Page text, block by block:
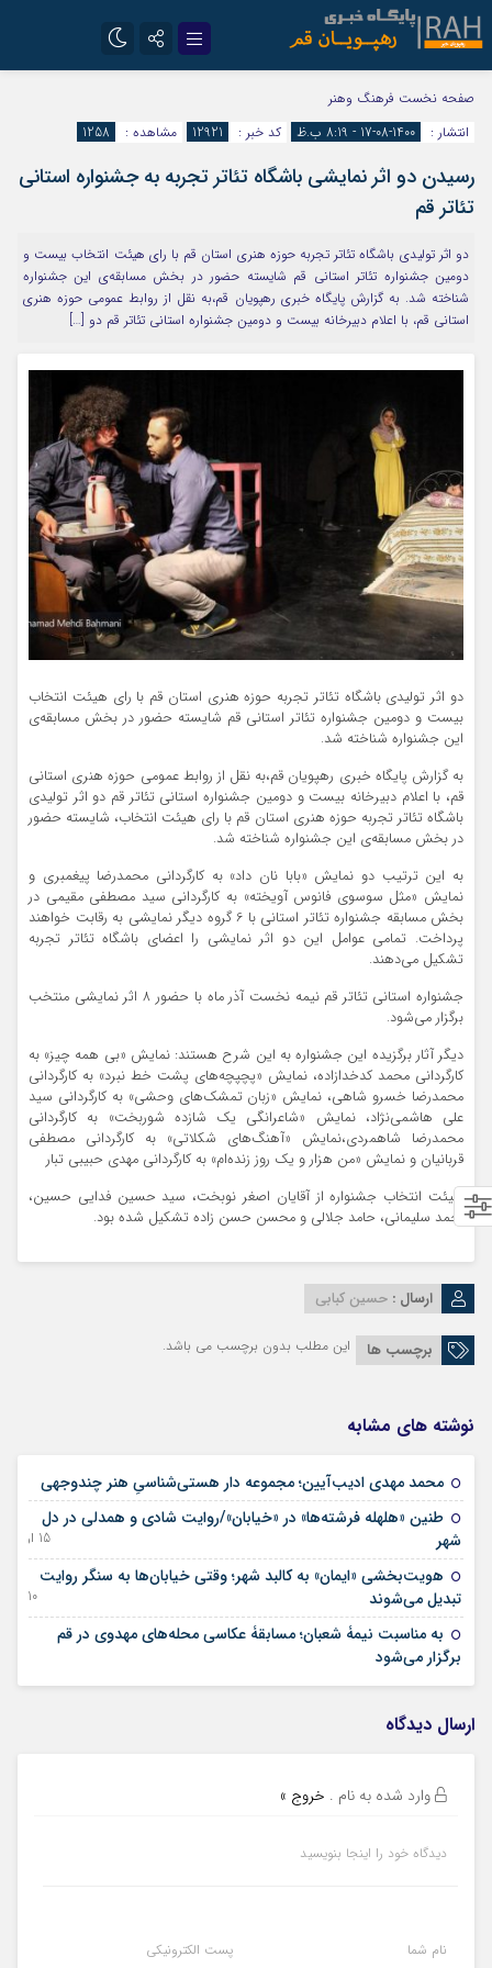
تلگرام
ایتا
صفحه نخست فرهنگ وهنر
انتشار :
1400-08-17 - 8:19 ب.ظ کد خبر : 12921 مشاهده : 1258
رسیدن دو اثر نمایشی باشگاه تئاتر تجربه به جشنواره استانی
تئاتر قم
دو اثر تولیدی باشگاه تئاتر تجربه حوزه هنری استان قم با رای هیئت انتخاب بیست و
دومین جشنواره تئاتر استانی قم شایسته حضور در بخش مسابقه‌ی این جشنواره
شناخته شد. به گزارش پایگاه خبری رهپویان قم،به نقل از روابط عمومی حوزه هنری
استانی قم، با اعلام دبیرخانه بیست و دومین جشنواره استانی تئاتر قم دو […]
دو اثر تولیدی باشگاه تئاتر تجربه حوزه هنری استان قم با رای هیئت انتخاب
بیست و دومین جشنواره تئاتر استانی قم شایسته حضور در بخش مسابقه‌ی
این جشنواره شناخته شد.
به گزارش پایگاه خبری رهپویان قم،به نقل از روابط عمومی حوزه هنری استانی
قم، با اعلام دبیرخانه بیست و دومین جشنواره استانی تئاتر قم دو اثر تولیدی
باشگاه تئاتر تجربه حوزه هنری استان قم با رای هیئت انتخاب، شایسته حضور
در بخش مسابقهی این جشنواره شناخته شد.
به این ترتیب دو نمایش «بابا نان داد» به کارگردانی محمدرضا پیغمبری و
نمایش «مثل سوسوی فانوس آویخته» به کارگردانی سید مصطفی مقیمی در
بخش مسابقه جشنواره تئاتر استانی با 6 گروه دیگر نمایشی به رقابت خواهند
پرداخت. تمامی عوامل این دو اثر نمایشی را اعضای باشگاه تئاتر تجربه
تشکیل می‌دهند.
جشنواره استانی تئاتر قم نیمه نخست آذر ماه با حضور 8 اثر نمایشی منتخب
برگزار می‌شود.
دیگر آثار برگزیده این جشنواره به این شرح هستند: نمایش «بی همه چیز» به
کارگردانی محمد کدخدازاده، نمایش «پچپچه‌های پشت خط نبرد» به کارگردانی
محمدرضا خسرو شاهی،‌ نمایش «زبان تمشک‌های وحشی» به کارگردانی سید
علی هاشمی‌نژاد، نمایش «شاعرانگی یک شازده شوربخت» به کارگردانی
محمدرضا شاهمردی،‌نمایش «آهنگ‌های شکلاتی» به کارگردانی مصطفی
قربانیان و نمایش «من هزار و یک روز زنده‌ام» به کارگردانی مهدی حبیبی تبار
هیئت انتخاب جشنواره از آقایان اصغر نوبخت، سید حسین فدایی حسین،
احمد سلیمانی، حامد جلالی و محسن حسن زاده تشکیل شده بود.
ارسال : حسین کبابی
برچسب ها این مطلب بدون برچسب می باشد.
نوشته های مشابه
محمد مهدی ادیب‌آیین؛ مجموعه دار هستی‌شناسیِ هنر چندوجهی
طنین «هلهله فرشته‌ها» در «خیابان»/روایت شادی و همدلی در دل
شهر
15 اردیبهشت 1405
هویت‌بخشی «ایمان» به کالبد شهر؛ وقتی خیابان‌ها به سنگر روایت
تبدیل می‌شوند
10 فروردین 1405
‌به مناسبت نیمۀ شعبان؛ مسابقۀ عکاسی محله‌های مهدوی در قم
برگزار می‌شود
ارسال دیدگاه
وارد شده به نام . خروج »
دیدگاه خود را اینجا بنویسید
نام شما پست الکترونیکی